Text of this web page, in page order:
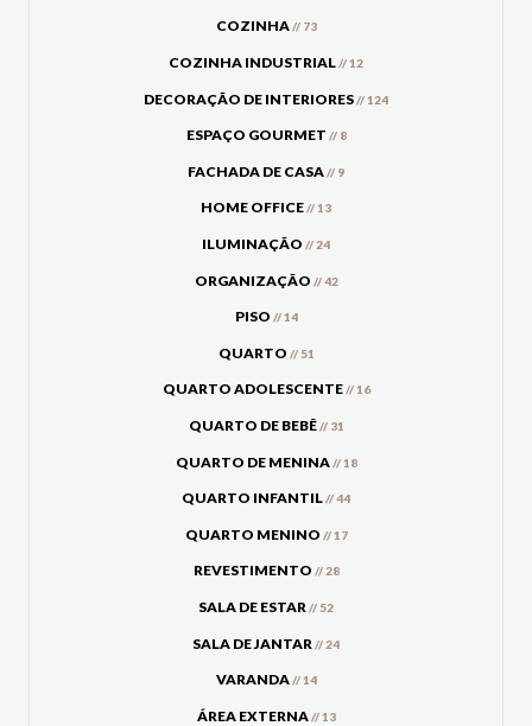
COZINHA// 73
COZINHA INDUSTRIAL// 12
DECORAÇÃO DE INTERIORES// 124
ESPAÇO GOURMET // 8
FACHADA DE CASA// 9
HOME OFFICE// 13
ILUMINAÇÃO // 24
ORGANIZAÇÃO // 42
PISO // 14
QUARTO // 51
QUARTO ADOLESCENTE// 16
QUARTO DE BEBÊ// 31
QUARTO DE MENINA// 18
QUARTO INFANTIL// 44
QUARTO MENINO // 17
REVESTIMENTO // 28
SALA DE ESTAR // 52
SALA DE JANTAR // 24
VARANDA// 14
ÁREA EXTERNA// 13